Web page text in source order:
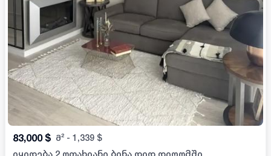
83,000 $ მ² - 1,339 $
იყიდება 2 ოთახიანი ბინა დიდ დიღომში